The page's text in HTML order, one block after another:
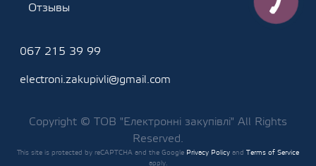
Отзывы
067 215 39 99
electroni.zakupivli@gmail.com
Copyright © ТОВ "Електронні закупівлі" All Rights
Reserved.
This site is protected by reCAPTCHA and the Google Privacy Policy and Terms of Service
apply.